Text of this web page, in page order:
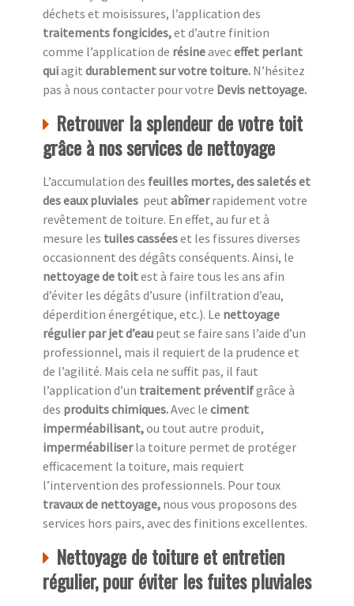
déchets et moisissures, l’application des
traitements fongicides,et d’autre finition
comme l’application de résineaveceffet perlant
quiagit durablement sur votre toiture. N’hésitez
pas à nous contacter pour votre Devis nettoyage.
Retrouver la splendeur de votre toit
grâce à nos services de nettoyage
L’accumulation des feuilles mortes, des saletés et
des eaux pluviales peut abîmerrapidement votre
revêtement de toiture. En effet, au fur et à
mesure les tuiles casséeset les fissures diverses
occasionnent des dégâts conséquents. Ainsi, le
nettoyage de toitest à faire tous les ans afin
d’éviter les dégâts d’usure (infiltration d’eau,
déperdition énergétique, etc.). Le nettoyage
régulier par jet d’eau peut se faire sans l’aide d’un
professionnel, mais il requiert de la prudence et
de l’agilité. Mais cela ne suffit pas, il faut
l’application d’un traitement préventifgrâce à
des produits chimiques.Avec le ciment
imperméabilisant,ou tout autre produit,
imperméabiliserla toiture permet de protéger
efficacement la toiture, mais requiert
l’intervention des professionnels. Pour toux
travaux de nettoyage, nous vous proposons des
services hors pairs, avec des finitions excellentes.
Nettoyage de toiture et entretien
régulier, pour éviter les fuites pluviales